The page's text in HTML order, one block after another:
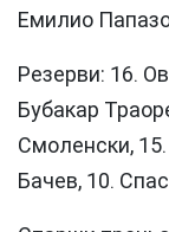
Емилио
Резерви: 16.
Бубакар
Смоленски,
Бачев, 10.